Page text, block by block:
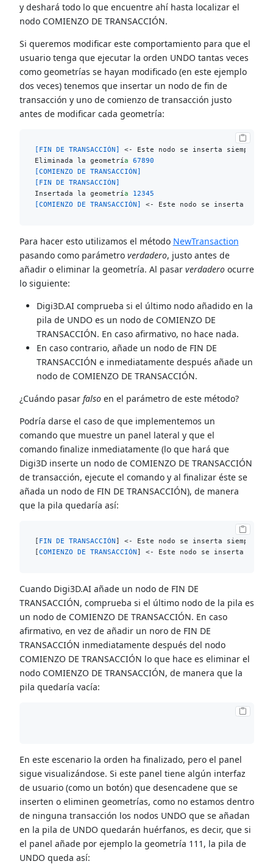
y deshará todo lo que encuentre ahí hasta localizar el
nodo COMIENZO DE TRANSACCIÓN.
Si queremos modificar este comportamiento para que el
usuario tenga que ejecutar la orden UNDO tantas veces
como geometrías se hayan modificado (en este ejemplo
dos veces) tenemos que insertar un nodo de fin de
transacción y uno de comienzo de transacción justo
antes de modificar cada geometría:
[FIN DE TRANSACCIÓN]
<- Este nodo se inserta siempre
Eliminada la geometría
67890
[COMIENZO DE TRANSACCIÓN]
[FIN DE TRANSACCIÓN]
Insertada la geometría
12345
[COMIENZO DE TRANSACCIÓN]
Para hacer esto utilizamos el método NewTransaction
pasando como parámetro verdadero, justo antes de
añadir o eliminar la geometría. Al pasar verdaderoocurre
lo siguiente:
Digi3D.AI comprueba si el último nodo añadido en la
pila de UNDO es un nodo de COMIENZO DE
TRANSACCIÓN. En caso afirmativo, no hace nada.
En caso contrario, añade un nodo de FIN DE
TRANSACCIÓN e inmediatamente después añade un
nodo de COMIENZO DE TRANSACCIÓN.
¿Cuándo pasar falsoen el parámetro de este método?
Podría darse el caso de que implementemos un
comando que muestre un panel lateral y que el
comando finalize inmediatamente (lo que hará que
Digi3D inserte un nodo de COMIENZO DE TRANSACCIÓN
de transacción, ejecute el comando y al finalizar éste se
añada un nodo de FIN DE TRANSACCIÓN), de manera
que la pila quedaría así:
[ FIN DE TRANSACCIÓN] <- Este nodo se inserta siempre
[COMIENZO DE TRANSACCIÓN
Cuando Digi3D.AI añade un nodo de FIN DE
TRANSACCIÓN, comprueba si el último nodo de la pila es
un nodo de COMIENZO DE TRANSACCIÓN. En caso
afirmativo, en vez de añadir un noro de FIN DE
TRANSACCIÓN inmediatamente después del nodo
COMIENZO DE TRANSACCIÓN lo que hace es eliminar el
nodo COMIENZO DE TRANSACCIÓN, de manera que la
pila quedaría vacía:
En este escenario la orden ha finalizado, pero el panel
sigue visualizándose. Si este panel tiene algún interfaz
de usuario (como un botón) que desencadene que se
inserten o eliminen geometrías, como no estamos dentro
de ninguna transacción los nodos UNDO que se añadan
en la pila de UNDO quedarán huérfanos, es decir, que si
el panel añade por ejemplo la geometría 111, la pila de
UNDO queda así: